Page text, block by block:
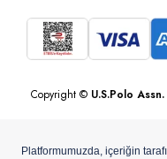
Copyright © U.S.Polo Assn.